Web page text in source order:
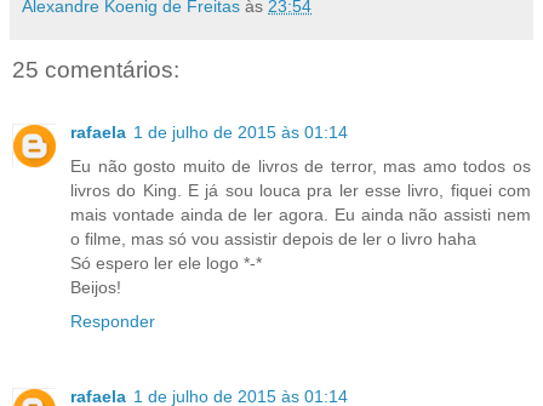
Alexandre Koenig de Freitas às 23:54
25 comentários:
rafaela 1 de julho de 2015 às 01:14
Eu não gosto muito de livros de terror, mas amo todos os
livros do King. E já sou louca pra ler esse livro, fiquei com
mais vontade ainda de ler agora. Eu ainda não assisti nem
o filme, mas só vou assistir depois de ler o livro haha
Só espero ler ele logo *-*
Beijos!
Responder
rafaela 1 de julho de 2015 às 01:14